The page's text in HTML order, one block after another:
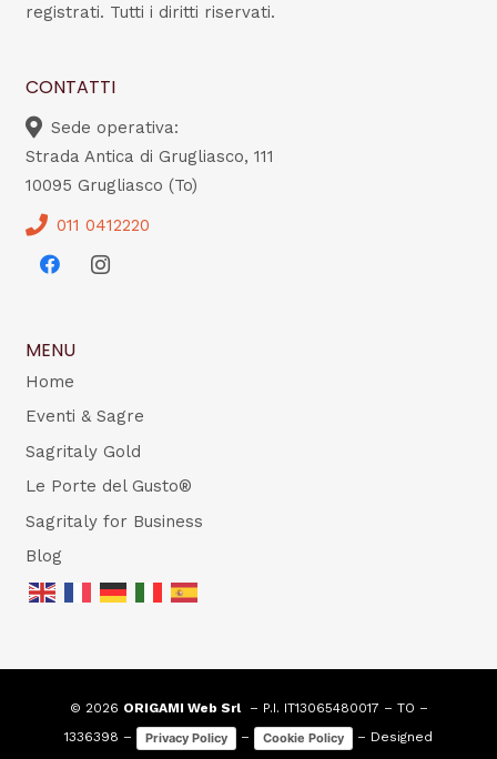
registrati. Tutti i diritti riservati.
CONTATTI
Sede operativa:
Strada Antica di Grugliasco, 111
10095 Grugliasco (To)
011 0412220
MENU
Home
Eventi & Sagre
Sagritaly Gold
Le Porte del Gusto®
Sagritaly for Business
Blog
© 2026 ORIGAMI Web Srl– P.I. IT13065480017 – TO –
1336398 –
Privacy Policy – Cookie Policy
– Designed